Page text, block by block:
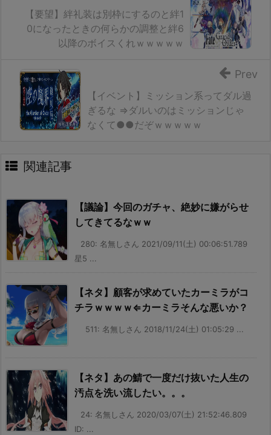
【要望】絆礼装は別枠にするのと絆1
0になったときの何らかの調整と絆6
以降のボイスくれｗｗｗｗｗ
【イベント】ミッション系ってダル過
ぎるな ⇒ダルいのはミッションじゃ
なくて●●だぞｗｗｗｗｗ
Prev
関連記事
【議論】今回のガチャ、絶妙に嫌がらせ
してきてるなｗｗ
280: 名無しさん 2021/09/11(土) 00:06:51.789
星5 ...
【ネタ】顧客が求めていたカーミラがコ
チラｗｗｗｗ⇐カーミラそんな悪いか？
511: 名無しさん 2018/11/24(土) 01:05:29 ...
【ネタ】あの鯖で一度だけ抜いた人生の
汚点を洗い流したい。。。
24: 名無しさん 2020/03/07(土) 21:52:46.809
ID: ...